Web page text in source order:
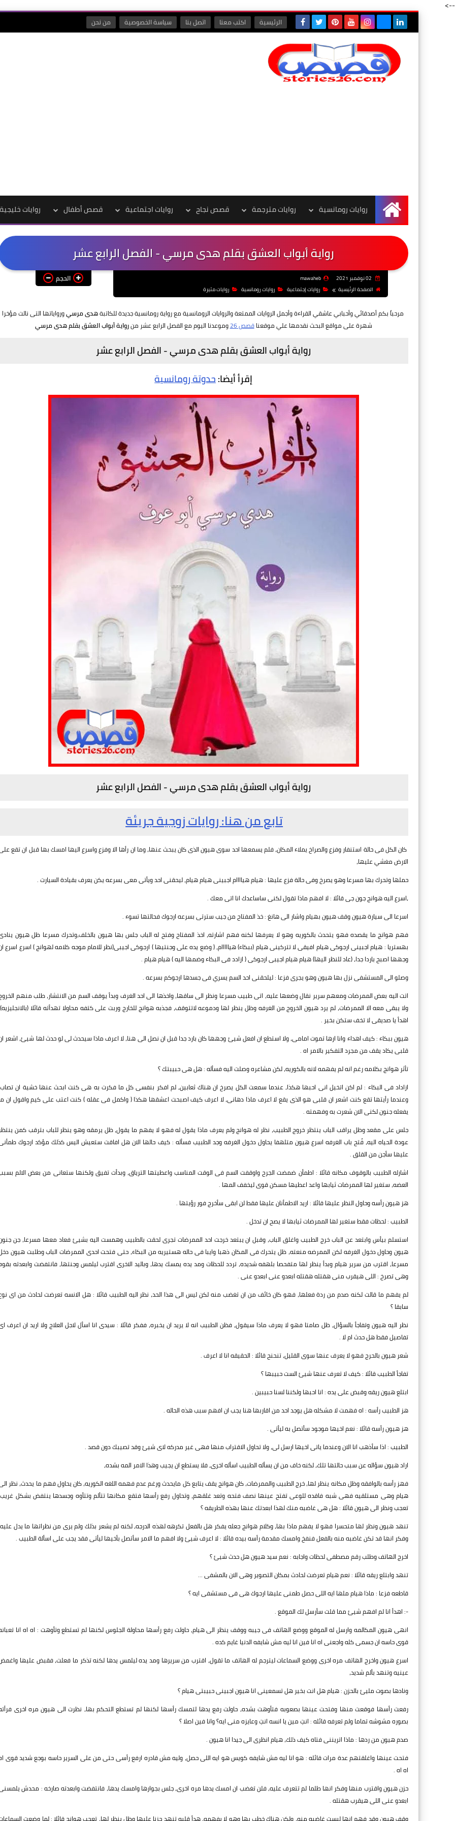
-->
الرئيسية اكتب معنا اتصل بنا سياسة الخصوصية من نحن
الرئيسية
روايات رومانسية روايات مترجمة قصص نجاح روايات اجتماعية قصص أطفال روايات خليجية
رواية أبواب العشق بقلم هدى مرسي - الفصل الرابع عشر
mawaheb
الصفحة الرئيسية
روايات إجتماعية روايات رومانسية روايات مثيرة
الحجم
مرحباً بكم أصدقائي وأحبابي عاشقي القراءة وأجمل الروايات الممتعة والروايات الرومانسية مع رواية رومانسية جديدة للكاتبةهدى مرسيورواياتها التى نالت مؤخرا
شهرة على مواقع البحث نقدمها علي موقعناقصص 26 وموعدنا اليوم مع الفصل الرابع عشر منرواية أبواب العشق بقلم هدى مرسي
رواية أبواب العشق بقلم هدى مرسي - الفصل الرابع عشر
إقرأ أيضا:حدوتة رومانسية
رواية أبواب العشق بقلم هدى مرسي - الفصل الرابع عشر
تابع من هنا: روايات زوجية جريئة
كان الكل فى حالة استنفار وفزع والصراخ يملاء المكان، فلم يسمعها احد سوى هيون الذى كان يبحث عنها، وما ان رأها الا وفزع واسرع اليها امسك بها قبل ان تقع
الارض مغشي عليها،
حملها وتحرك بها مسرعا وهو يصرخ وفى حالة فزع عليها : هيام هياااام اجبينى هيام هيام، ليحقنى احد ويأتى معى بسرعه يكن يعرف بقيادة السيارت .
،اسرع اليه هوانج جون جى قائلا : لا افهم ماذا تقول لكنى ساساعدك انا اتى معك .
اسرعا الى سيارة هيون وقف هيون بهيام واشار الى هانغ : خذ المفتاح من جيب سترتى بسرعه ارجوك فحالتها تسوء .
فهم هوانج ما يقصده فهو يتحدث بالكوريه وهو لا يعرفها لكنه فهم اشارته، اخذ المفتاح وفتح له الباب جلس بها هيون بالخلف،وتحرك مسرعا ظل هيون
بهستريا : هيام اجبينى ارجوكى هيام افيقى لا تتركينى هيام (ببكاء) هيااااام، ( وضع يده على وجنتيها ) ارجوكى اجيبى(نظر للامام موجه كلامه لهوانج ) اسرع اسرع
وجهها اصبح باردا جدا، (عاد للنظر اليها) هيام هيام اجيبى ارجوكى ( ازادد فى البكاء وضمها اليه ) هيام هيام .
وصلو الى المستشفى نزل بها هيون وهو يجرى فزعا : ليلحقنى احد السم يسري فى جسدها ارجوكم بسرعه .
اتت اليه بعض الممرضات ومعهم سرير نقال وضعها عليه، اتى طبيب مسرعا ونظر الى ساقها، واخذها الى احد الغرف وبدأ يوقف السم من الانتشار، طلب منهم
ولا يبقى معه الا الممرضات، لم يرد هيون الخروج من الغرفه وظل ينظر لها ودموعه لاتتوقف، فجذبه هوانج للخارج وربت على كتفه محاولا تهدأته قائلا
اهدأ يا صديقى لا تخف ستكن بخير .
هيون ببكاء : كيف اهداء وانا ارها تموت امامى، ولا استطع ان افعل شيئ وجهها كان بارد جدا قبل ان نصل الى هنا، لا اعرف ماذا سيحدث لى لو حدث لها شيئ، اشعر
قلبى يكاد يقف من مجرد التفكير بالامر اه .
تأثر هوانج بكلامه رغم انه لم يفهمه لانه بالكوريه، لكن مشاعره وصلت اليه فسأله : هل هى حبيبتك ؟
ازاداد فى البكاء : لم اكن اتخيل انى احبها هكذا، عندما سمعت الكل يصرخ ان هناك ثعابين، لم افكر بنفسى كل ما فكرت به هى كنت ابحث عنها خشية ان
وعندما رأيتها تقع كنت اشعر ان قلبى هو الذى يقع لا اعرف ماذا دهانى، لا اعرف كيف اصبحت اعشقها هكذا ( واكمل فى عقله ) كنت اعتب على كيم واقول ان
يفعله جنون لكنى الان شعرت به وفهمته .
جلس على مقعد وظل يراقب الباب ينتظر خروج الطبيب، نظر له هوانج ولم يعرف ماذا يقول له فهو لا يفهم ما يقول، ظل يرمقه وهو ينظر للباب بترقب كمن
عودة الحياه اليه، فُتح باب الغرفه اسرع هيون متلهفا يحاول دخول الغرفه وجد الطبيب فسأله : كيف حالها الان هل افاقت ستعيش اليس كذلك مؤكد ارجوك
عليها سأجن من القلق .
اشارله الطبيب بالوقوف مكانه قائلا : اطمأن ضمضت الجرح واوقفت السم فى الوقت المناسب واعطيتها الترياق، وبدأت تفيق ولكنها ستعانى من بعض الالم
العضه، ستغير لها الممرضات ثيابها واعد اعطيها مسكن قوى ليخفف المها .
هز هيون رأسه وحاول النظر عليها قائلا : اريد الاطمأنان عليها فقط لن ابقى سأخرج فور رؤيتها .
الطبيب : لحظات فقط ستغير لها الممرضات ثيابها لا يصح ان تدخل .
استسلم بيأس وابتعد عن الباب خرج الطبيب واغلق الباب، وقبل ان يبتعد خرجت احد الممرضات تجرى لحقت بالطبيب وهمست اليه بشيئ فعاد معها مسرعا، جن
هيون وحاول دخول الغرفه لكن الممرضه منعته، ظل يتحرك فى المكان ذهبا وايبا فى حاله هستيريه من البكاء، حتى فتحت احدى الممرضات الباب وطلبت هيون
مسرعا، اقترب من سرير هيام وبدأ ينظر لها متفحصا بلهفه شديده، تردد للحظات ومد يده يمسك يدها، وباليد الاخرى اقترب ليلمس وجنتها، فانتفضت وابعدته
وهى تصرخ : اللى هيقرب منى هقتله هقتله ابعدو عنى ابعدو عنى .
لم يفهم ما قالت لكنه صدم من ردة فعلها، فهو كان خائف من ان تغضب منه لكن ليس الى هذا الحد، نظر اليه الطبيب قائلا : هل الانسه تعرضت لحادث من اى
سابقا ؟
نظر اليه هيون وتفاجأ بالسؤال، ظل صامتا فهو لا يعرف ماذا سيقول، فظن الطبيب انه لا يريد ان يخبره، ففكر قائلا : سيدى انا اسأل لاجل العلاج ولا اريد ان اعرف
تفاصيل فقط هل حدث ام لا .
شعر هيون بالحرج فهو لا يعرف عنها سوى القليل، تنحنح قائلا : الحقيقه انا لا اعرف .
تفاجأ الطبيب قائلا : كيف لا تعرف عنها شيئ الست حبيبها ؟
ابتلع هيون ريقه وقبض على يده : انا احبها ولكننا لسنا حبيبين .
هز الطبيب رأسه : اه فهمت لا مشكله هل يوجد احد من اقاربها هنا يجب ان افهم سبب هذه الحاله .
هز هيون رأسه قائلا : نعم اخيها موجود سأتصل به ليأتى .
الطبيب : اذا سأذهب انا الان وعندما ياتى اخيها ارسل لى، ولا تحاول الاقتراب منها فهى غير مدركه لاى شيئ وقد تصيبك دون قصد .
اراد هيون سؤاله عن سبب حالتها تلك، لكنه خاف من ان يسأله الطبيب اسأله اخرى، فلا يستطع ان يجيب وهذا الامر المه بشده،
فهز رأسه بالوافقه وظل مكانه ينظر لها، خرج الطبيب والممرضات، كان هوانج يقف يتابع كل مايحدث ورغم عدم فهمه اللغه الكوريه، كان يحاول فهم ما يحدث، نظر
هيام وهى مستلقيه فهى شبه فاقده للوعى تفتح عينها نصف فتحه وتعد غلقهم، وتحاول رفع رأسها فتقع مكانها تتألم وتتأوه وجسدها ينتفض بشكل
تعجب ونظر الى هيون قائلا : هل هى غاضبه منك لهذا ابعدتك عنها بهذه الطريقه ؟
تنهد هيون ونظر لها متحسرا فهو لا يفهم ماذا بها، وكلام هوانج جعله يفكر هل بالفعل تكرهه لهذه الدرجه، لكنه لم يشعر بذلك ولم يرى من نظراتها ما يدل
وفكر انها قد تكن غاضبه منه بالفعل فنفخ وامسك مقدمة رأسه بيده قائلا : لا اعرف شيئ ولا افهم ما الامر سأتصل بأخيها ليأتى فقد يجب على اسألة الطبيب .
اخرج الهاتف وطلب رقم مصطفى لحظات واجابه : نعم سيد هيون هل حدث شيئ ؟
تنهد وابتلع ريقه قائلا : نعم هيام تعرضت لحادث بمكان التصوير وهى الان بالمشفى ...
قاطعه فزعا : ماذا هيام ملها ايه اللى حصل طمنى عليها ارجوك هى فى مستشفى ايه ؟
-: اهدأ انا لم افهم شيئ مما قلت سأرسل لك الموقع .
انهى هيون المكالمه وارسل له الموقع ووضع الهاتف فى جيبه ووقف ينظر الى هيام، حاولت رفع رأسها محاولة الجلوس لكنها لم تستطع وتأوهت : اه اه انا
قوى حاسه ان جسمى كله واجعنى اه انا فين انا ليه مش شايفه الدنيا غايم كده .
اسرع هيون واخرج الهاتف مره اخرى ووضع السماعات ليترجم له الهاتف ما تقول، اقترب من سريرها ومد يده ليلمس يدها لكنه تذكر ما فعلت، فقبض عليها
عينيه وتنهد بألم شديد،
ونادها بصوت مليئ بالحزن : هيام هل انت بخير هل تسمعينى انا هيون اجبينى حبيبتى هيام ؟
رفعت رأسها فوقعت منها وفتحت عينها بصعوبه فتأوهت بشده، حاولت رفع يدها لتمسك رأسها لكنها لم تستطع التحكم بها، نظرت الى هيون مره اخرى
بصوره مشوشه تماما ولم تعرفه قائله : انتِ مين يا انسه انتِ وعايزه منى ايه؟ وانا فين اصلا ؟
صدم هيون من ردها : ماذا اتريننى فتاه كيف ذلك، هيام انظرى الى جيدا انا هيون .
فتحت عينها واغلقتهم عدة مرات قائله : هو انا ليه مش شايفه كويس هو ايه اللى حصل، وليه مش قادره ارفع رأسى حتى من على السرير حاسه بوجع شديد قوى
اه اه .
حزن هيون واقترب منها وفكر انها طلما لم تتعرف عليه، فلن تغضب ان امسك يدها مره اخرى، جلس بجوارها وامسك يدها، فانتفضت وابعدته صارخه : محدش
ابعدو عنى اللى هيقرب هقتله .